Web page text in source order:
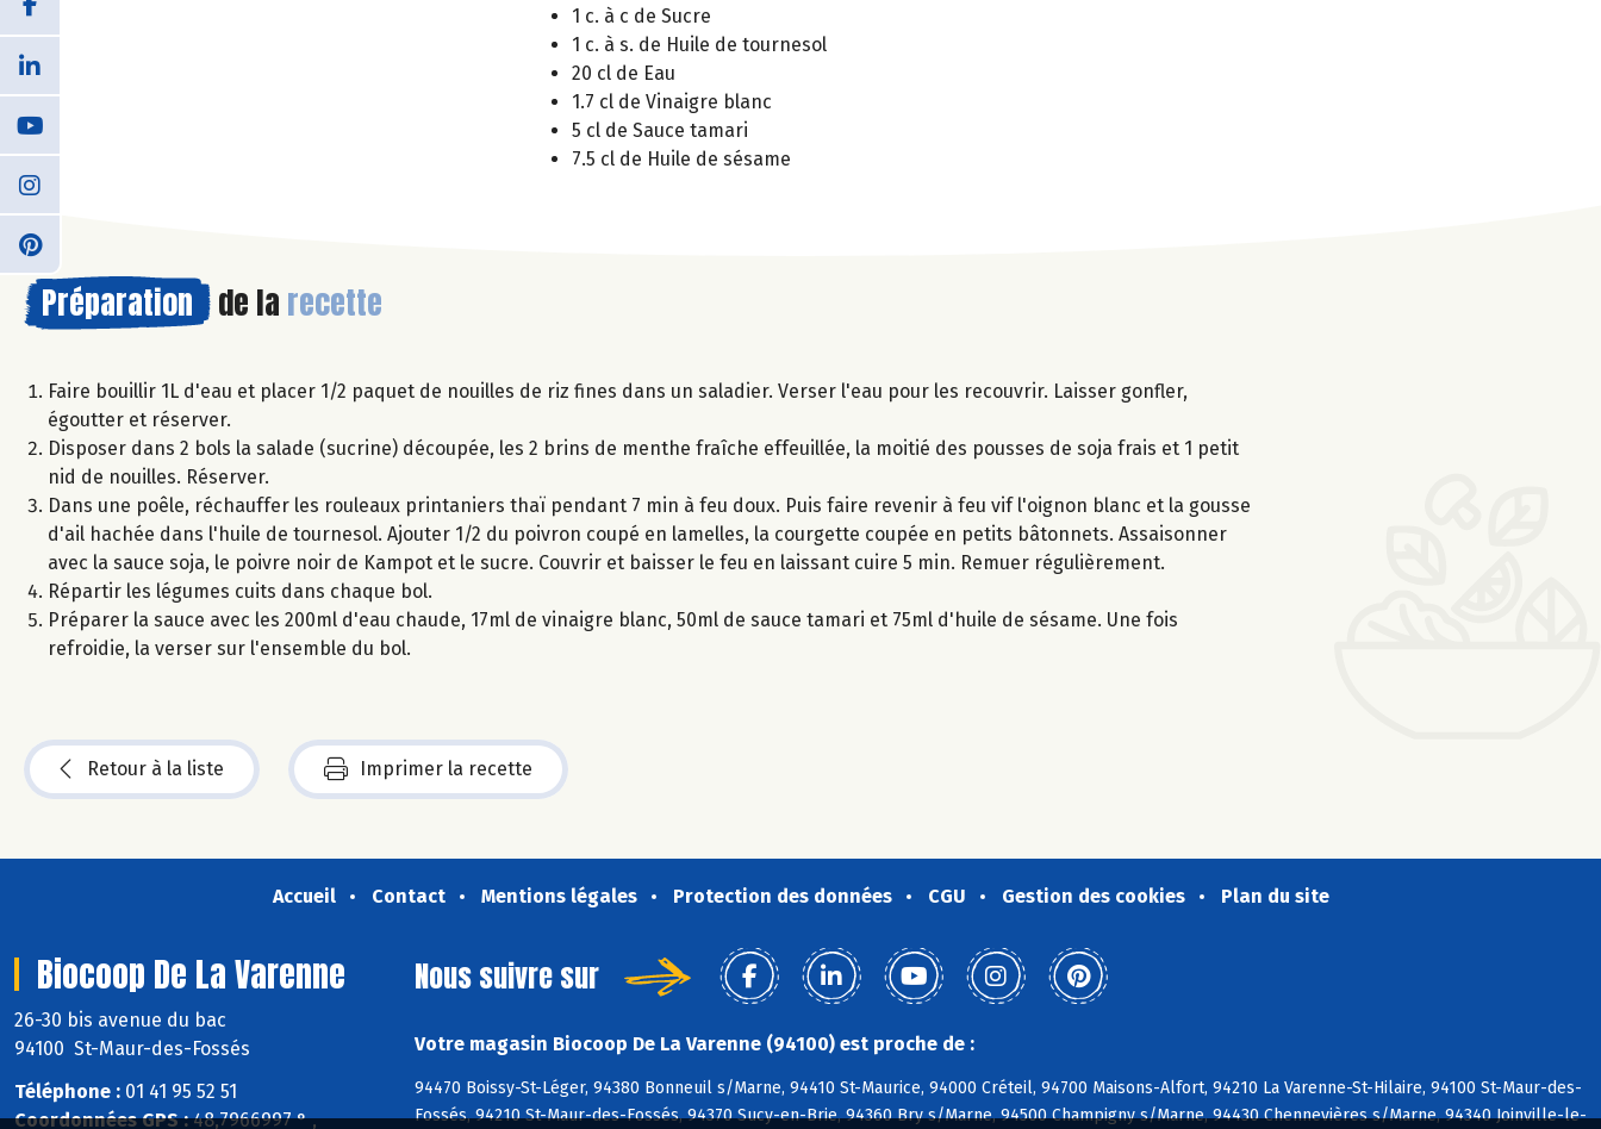
1 c. à c de Sucre
1 c. à s. de Huile de tournesol
20 cl de Eau
1.7 cl de Vinaigre blanc
5 cl de Sauce tamari
7.5 cl de Huile de sésame
Préparation de la recette
Faire bouillir 1L d'eau et placer 1/2 paquet de nouilles de riz fines dans un saladier. Verser l'eau pour les recouvrir. Laisser gonfler,
égoutter et réserver.
Disposer dans 2 bols la salade (sucrine) découpée, les 2 brins de menthe fraîche effeuillée, la moitié des pousses de soja frais et 1 petit
nid de nouilles. Réserver.
Dans une poêle, réchauffer les rouleaux printaniers thaï pendant 7 min à feu doux. Puis faire revenir à feu vif l'oignon blanc et la gousse
d'ail hachée dans l'huile de tournesol. Ajouter 1/2 du poivron coupé en lamelles, la courgette coupée en petits bâtonnets. Assaisonner
avec la sauce soja, le poivre noir de Kampot et le sucre. Couvrir et baisser le feu en laissant cuire 5 min. Remuer régulièrement.
Répartir les légumes cuits dans chaque bol.
Préparer la sauce avec les 200ml d'eau chaude, 17ml de vinaigre blanc, 50ml de sauce tamari et 75ml d'huile de sésame. Une fois
refroidie, la verser sur l'ensemble du bol.
Retour à la liste Imprimer la recette
Accueil Contact Mentions légales Protection des données CGU Gestion des cookies Plan du site
Biocoop De La Varenne
26-30 bis avenue du bac
94100 St-Maur-des-Fossés
Téléphone : 01 41 95 52 51
Coordonnées GPS :48,7966997 ° ,
Nous suivre sur
Votre magasin Biocoop De La Varenne (94100) est proche de :
94470 Boissy-St-Léger, 94380 Bonneuil s/Marne, 94410 St-Maurice, 94000 Créteil, 94700 Maisons-Alfort, 94210 La Varenne-St-Hilaire, 94100 St-Maur-des-
Fossés, 94210 St-Maur-des-Fossés, 94370 Sucy-en-Brie, 94360 Bry s/Marne, 94500 Champigny s/Marne, 94430 Chennevières s/Marne, 94340 Joinville-le-